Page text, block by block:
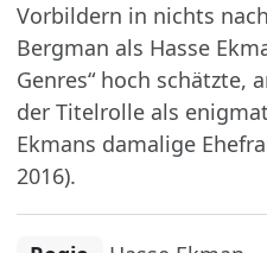
Vorbildern in nichts
Bergman als Hasse
Genres“ hoch schätzte,
der Titelrolle als
Ekmans damalige
2016).